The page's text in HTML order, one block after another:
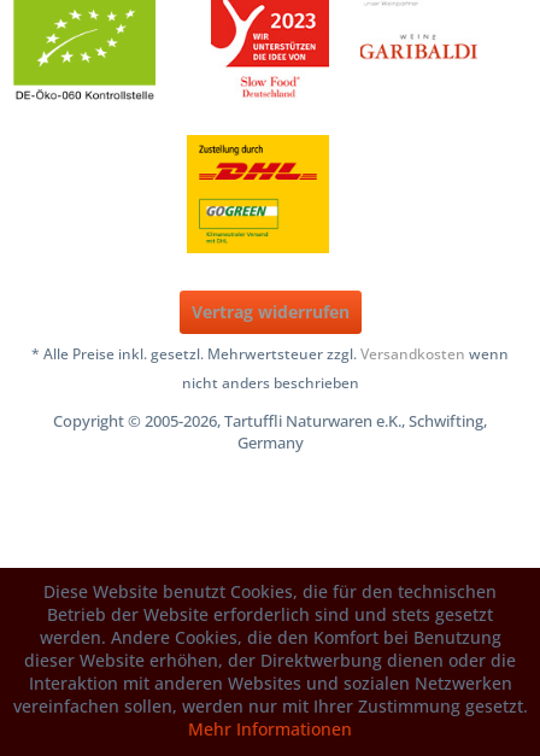
Vertrag widerrufen
* Alle Preise inkl. gesetzl. Mehrwertsteuer zzgl.Versandkosten wenn
nicht anders beschrieben
Copyright © 2005-2026, Tartuffli Naturwaren e.K., Schwifting,
Germany
Diese Website benutzt Cookies, die für den technischen
Betrieb der Website erforderlich sind und stets gesetzt
werden. Andere Cookies, die den Komfort bei Benutzung
dieser Website erhöhen, der Direktwerbung dienen oder die
Interaktion mit anderen Websites und sozialen Netzwerken
vereinfachen sollen, werden nur mit Ihrer Zustimmung gesetzt.
Mehr Informationen